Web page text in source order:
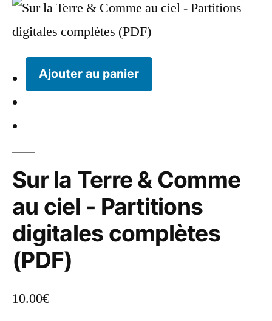
Ajouter au panier
Sur la Terre & Comme
au ciel - Partitions
digitales complètes
(PDF)
10.00€